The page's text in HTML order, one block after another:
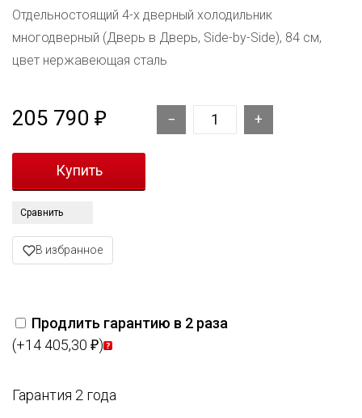
Отдельностоящий 4-х дверный холодильник
многодверный (Дверь в Дверь, Side-by-Side), 84 см,
цвет нержавеющая сталь
205 790 ₽
Сравнить
В избранное
Продлить гарантию в 2 раза
(+14 405,30 ₽)
Гарантия 2 года